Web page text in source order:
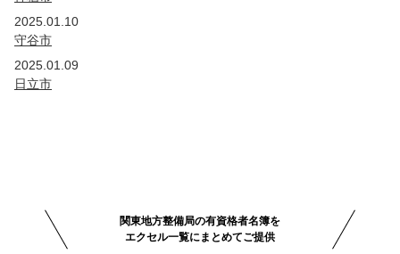
2025.01.10
守谷市
2025.01.09
日立市
関東地方整備局の有資格者名簿を
エクセル一覧にまとめてご提供